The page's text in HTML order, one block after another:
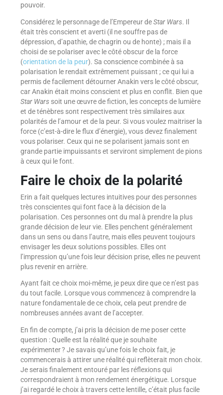
pouvoir.
Considérez le personnage de l’Empereur deStar Wars. Il
était très conscient et averti (il ne souffre pas de
dépression, d’apathie, de chagrin ou de honte) ; mais il a
choisi de se polariser avec le côté obscur de la force
(orientation de la peur). Sa conscience combinée à sa
polarisation le rendait extrêmement puissant ; ce qui lui a
permis de facilement détourner Anakin vers le côté obscur,
car Anakin était moins conscient et plus en conflit. Bien que
Star Warssoit une œuvre de fiction, les concepts de lumière
et de ténèbres sont respectivement très similaires aux
polarités de l’amour et de la peur. Si vous voulez maitriser la
force (c’est-à-dire le flux d’énergie), vous devez finalement
vous polariser. Ceux qui ne se polarisent jamais sont en
grande partie impuissants et serviront simplement de pions
à ceux qui le font.
Faire le choix de la polarité
Erin a fait quelques lectures intuitives pour des personnes
très conscientes qui font face à la décision de la
polarisation. Ces personnes ont du mal à prendre la plus
grande décision de leur vie. Elles penchent généralement
dans un sens ou dans l’autre, mais elles peuvent toujours
envisager les deux solutions possibles. Elles ont
l’impression qu’une fois leur décision prise, elles ne peuvent
plus revenir en arrière.
Ayant fait ce choix moi-même, je peux dire que ce n’est pas
du tout facile. Lorsque vous commencez à comprendre la
nature fondamentale de ce choix, cela peut prendre de
nombreuses années avant de l’accepter.
En fin de compte, j’ai pris la décision de me poser cette
question : Quelle est la réalité que je souhaite
expérimenter ? Je savais qu’une fois le choix fait, je
commencerais à attirer une réalité qui reflèterait mon choix.
Je serais finalement entouré par les réflexions qui
correspondraient à mon rendement énergétique. Lorsque
j’ai regardé le choix à travers cette lentille, c’était plus facile